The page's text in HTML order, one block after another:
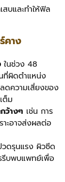
สบและทำให้ฟิล
คาง
ในช่วง 48
นที่ผิดตำแหน่ง
ดความเสี่ยงของ
ต็ม
ว้างๆ เช่น การ
าะอาจส่งผลต่อ
วดรุนแรง ผิวซีด
บพบแพทย์เพื่อ